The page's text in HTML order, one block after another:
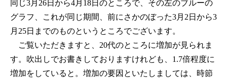
同じ3月26日から4月18日のところで、その左のブルーの
グラフ、これが同じ期間、前にさかのぼった3月2日から3
月25日までのものというところでございます。
ご覧いただきますと、20代のところに増加が見られま
す。吹出しでお書きしておりますけれども、1.7倍程度に
増加をしていると。増加の要因といたしましては、時節